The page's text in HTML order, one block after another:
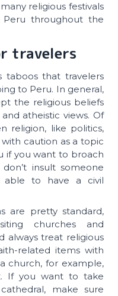
religious festivals
throughout the
travelers
taboos that travelers
to Peru. In general,
the religious beliefs
atheistic views. Of
religion, like politics,
caution as a topic
if you want to broach
insult someone
able to have a civil
are pretty standard,
churches and
always treat religious
related items with
church, for example,
If you want to take
make sure